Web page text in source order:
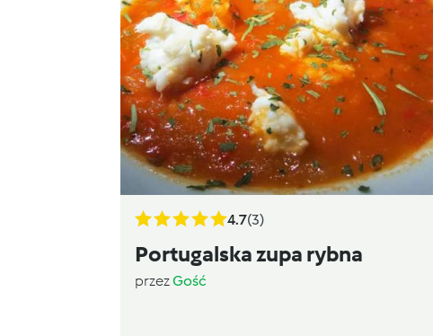
4.7(3)
Portugalska zupa rybna
przezGość